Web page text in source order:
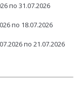
по 31.07.2026
по 18.07.2026
по 21.07.2026